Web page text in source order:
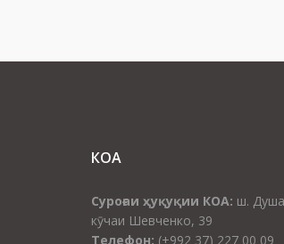
КОА
Суроғаи ҳуқуқии КОА: ш.
кӯчаи Шевченко, 39
Телефон: (+992 37) 227 00 09